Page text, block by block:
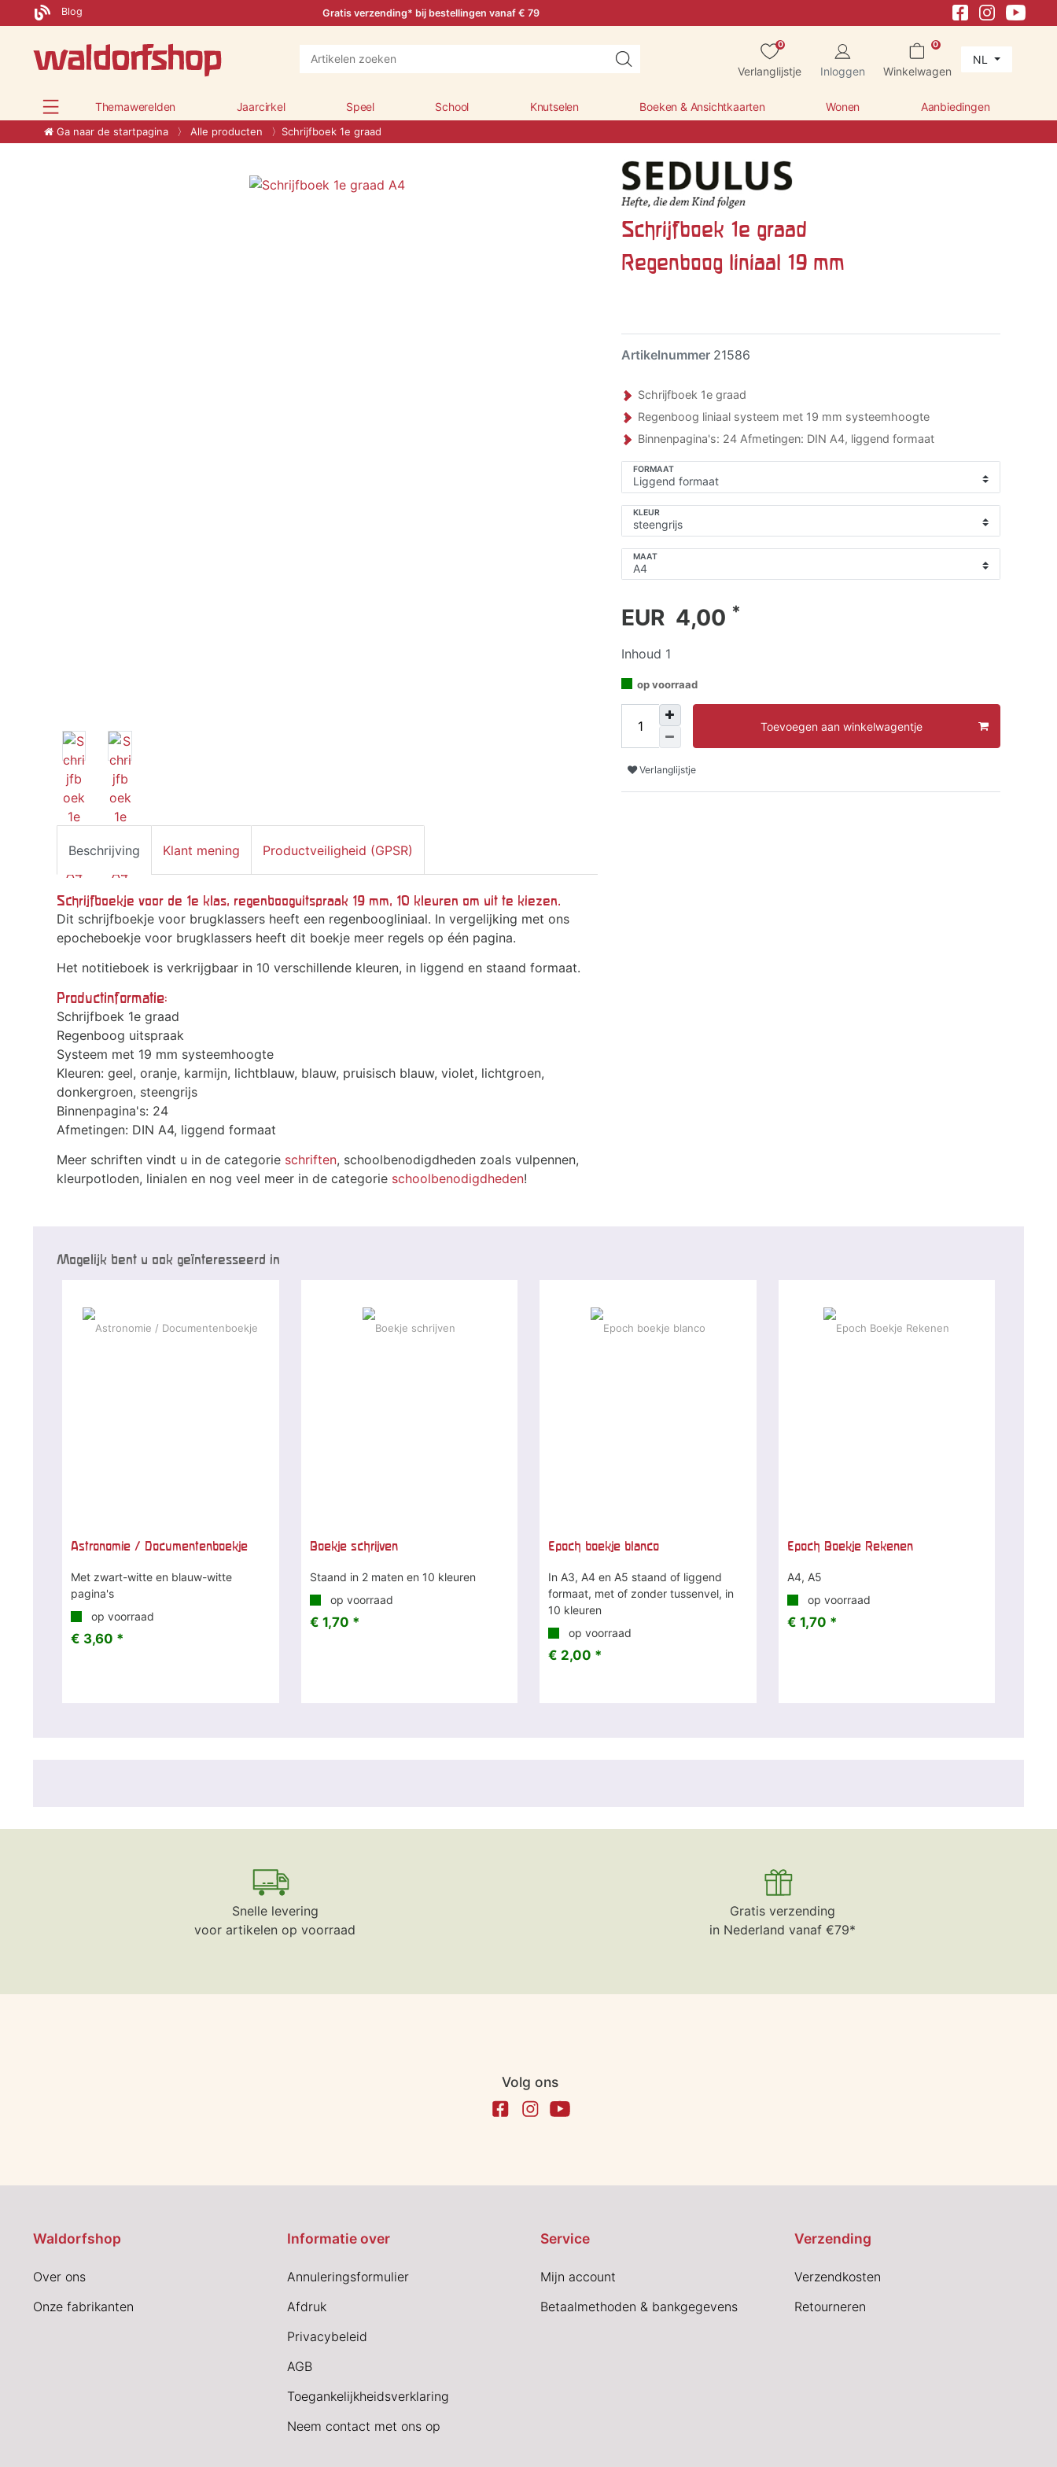
Blog Gratis verzending* bij bestellingen vanaf € 79
0
Verlanglijstje Inloggen
0
Winkelwagen
NL
Themawerelden Jaarcirkel Speel School Knutselen Boeken & Ansichtkaarten Wonen Aanbiedingen
Ga naar de startpagina Alle producten Schrijfboek 1e graad
Schrijfboek 1e graad
Regenboog liniaal 19 mm
Artikelnummer 21586
Schrijfboek 1e graad
Regenboog liniaal systeem met 19 mm systeemhoogte
Binnenpagina's: 24 Afmetingen: DIN A4, liggend formaat
FORMAAT
KLEUR
MAAT
EUR 4,00 *
Inhoud 1
op voorraad
Toevoegen aan winkelwagentje
Verlanglijstje
Beschrijving Klant mening Productveiligheid (GPSR)
Schrijfboekje voor de 1e klas, regenbooguitspraak 19 mm, 10 kleuren om uit te kiezen.
Dit schrijfboekje voor brugklassers heeft een regenboogliniaal. In vergelijking met ons
epocheboekje voor brugklassers heeft dit boekje meer regels op één pagina.
Het notitieboek is verkrijgbaar in 10 verschillende kleuren, in liggend en staand formaat.
Productinformatie:
Schrijfboek 1e graad
Regenboog uitspraak
Systeem met 19 mm systeemhoogte
Kleuren: geel, oranje, karmijn, lichtblauw, blauw, pruisisch blauw, violet, lichtgroen,
donkergroen, steengrijs
Binnenpagina's: 24
Afmetingen: DIN A4, liggend formaat
Meer schriften vindt u in de categorie schriften, schoolbenodigdheden zoals vulpennen,
kleurpotloden, linialen en nog veel meer in de categorie schoolbenodigdheden!
Mogelijk bent u ook geïnteresseerd in
Astronomie / Documentenboekje
Met zwart-witte en blauw-witte
pagina's
op voorraad
€ 3,60 *
Boekje schrijven
Staand in 2 maten en 10 kleuren
op voorraad
€ 1,70 *
Epoch boekje blanco
In A3, A4 en A5 staand of liggend
formaat, met of zonder tussenvel, in
10 kleuren
op voorraad
€ 2,00 *
Epoch Boekje Rekenen
A4, A5
op voorraad
€ 1,70 *
Snelle levering
voor artikelen op voorraad
Gratis verzending
in Nederland vanaf €79*
Volg ons
Waldorfshop
Over ons
Onze fabrikanten
Informatie over
Annuleringsformulier
Afdruk
Privacybeleid
AGB
Toegankelijkheidsverklaring
Neem contact met ons op
Service
Mijn account
Betaalmethoden & bankgegevens
Verzending
Verzendkosten
Retourneren